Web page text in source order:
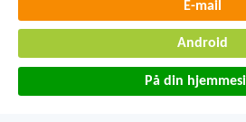
E-mail
Android
På din